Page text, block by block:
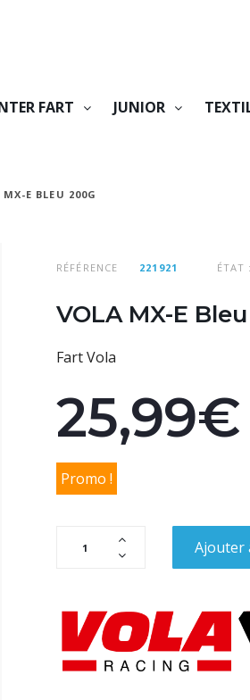
FART JUNIOR
E BLEU 200G
RÉFÉRENCE 221921 ÉTAT :
VOLA MX-E
Fart Vola
25,99€
Promo !
Ajouter